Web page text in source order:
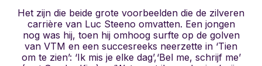
Het zijn die beide grote voorbeelden die de zilveren
carrière van Luc Steeno omvatten. Een jongen
nog was hij, toen hij omhoog surfte op de golven
van VTM en een succesreeks neerzette in ‘Tien
om te zien’: ‘Ik mis je elke dag’,‘Bel me, schrijf me’